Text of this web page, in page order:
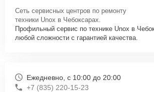
Сеть сервисных центров по ремонту
техники Unox в Чебоксарах.
Профильный сервис по технике Unox в
любой сложности с гарантией качества.
Ежедневно, с 10:00 до 20:00
+7 (835) 220-15-23